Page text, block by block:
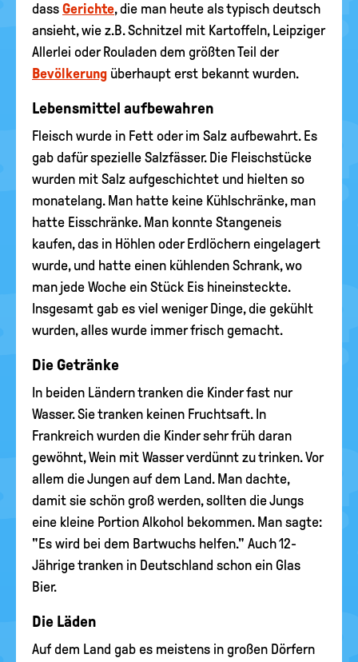
dass Gerichte, die man heute als typisch deutsch
ansieht, wie z.B. Schnitzel mit Kartoffeln, Leipziger
Allerlei oder Rouladen dem größten Teil der
Bevölkerung überhaupt erst bekannt wurden.
Lebensmittel aufbewahren
Fleisch wurde in Fett oder im Salz aufbewahrt. Es
gab dafür spezielle Salzfässer. Die Fleischstücke
wurden mit Salz aufgeschichtet und hielten so
monatelang. Man hatte keine Kühlschränke, man
hatte Eisschränke. Man konnte Stangeneis
kaufen, das in Höhlen oder Erdlöchern eingelagert
wurde, und hatte einen kühlenden Schrank, wo
man jede Woche ein Stück Eis hineinsteckte.
Insgesamt gab es viel weniger Dinge, die gekühlt
wurden, alles wurde immer frisch gemacht.
Die Getränke
In beiden Ländern tranken die Kinder fast nur
Wasser. Sie tranken keinen Fruchtsaft. In
Frankreich wurden die Kinder sehr früh daran
gewöhnt, Wein mit Wasser verdünnt zu trinken. Vor
allem die Jungen auf dem Land. Man dachte,
damit sie schön groß werden, sollten die Jungs
eine kleine Portion Alkohol bekommen. Man sagte:
"Es wird bei dem Bartwuchs helfen." Auch 12-
Jährige tranken in Deutschland schon ein Glas
Bier.
Die Läden
Auf dem Land gab es meistens in großen Dörfern